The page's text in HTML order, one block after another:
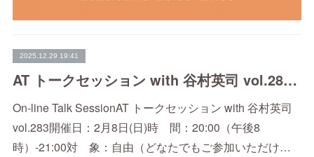
2025.12.29 19:41
AT トークセッション with 谷村英司 vol.283（2/8）
On-line Talk SessionAT トークセッション with 谷村英司
vol.283開催日：2月8日(日)時 間：20:00（午後8
時）-21:00対 象：自由（どなたでもご参加いただけ…